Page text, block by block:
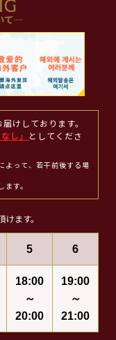
けしております。
し」
としてくださ
よって、若干前後する場
す。
ます。
5 6
18:00
～
20:00
19:00
～
21:00